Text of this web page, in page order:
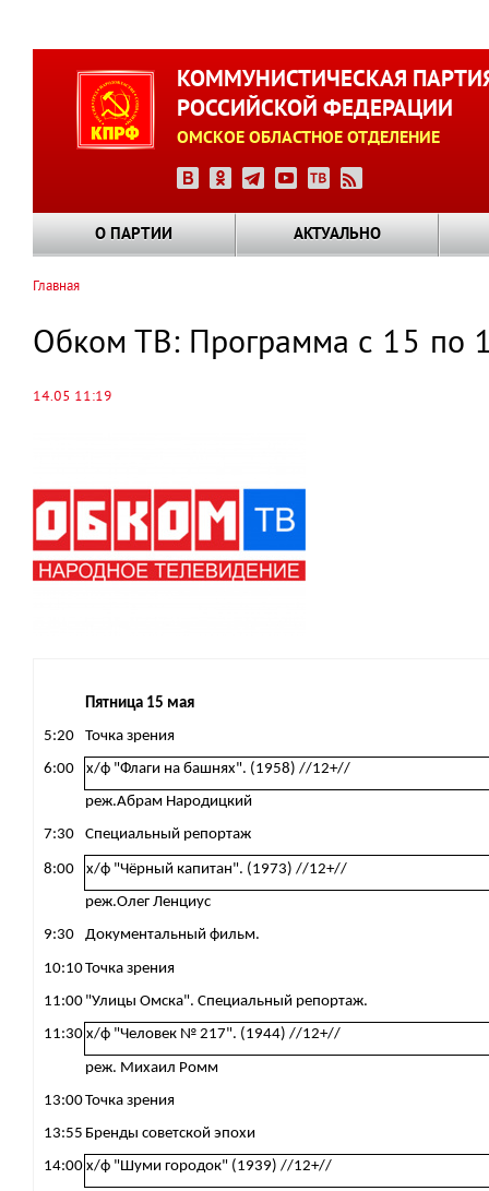
КОММУНИСТИЧЕСКАЯ
РОССИЙСКОЙ ФЕДЕРАЦИИ
ОМСКОЕ ОБЛАСТНОЕ ОТДЕЛЕНИЕ
О ПАРТИИ АКТУАЛЬНО
навигации
Главная
Обком ТВ: Программа с 15 по
14.05 11:19
Пятница 15 мая
5:20
Точка зрения
6:00
х/ф "Флаги на башнях". (1958) //12+//
реж.Абрам Народицкий
7:30
Специальный репортаж
8:00
х/ф "Чёрный капитан". (1973) //12+//
реж.Олег Ленциус
9:30
Документальный фильм.
10:10Точка зрения
11:00 "Улицы Омска". Специальный репортаж.
11:30 х/ф "Человек № 217". (1944) //12+//
реж. Михаил Ромм
13:00Точка зрения
13:55 Бренды советской эпохи
14:00 х/ф "Шуми городок" (1939) //12+//